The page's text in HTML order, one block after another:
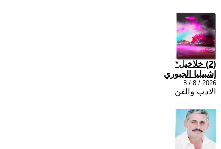
(2) خلاخيل*
إشبيليا الجبوري
2026 / 8 / 8
الادب والفن